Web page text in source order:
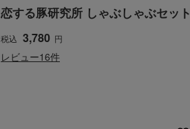
恋する豚研究所 しゃぶしゃぶセット
税込 3,780 円
レビュー16件